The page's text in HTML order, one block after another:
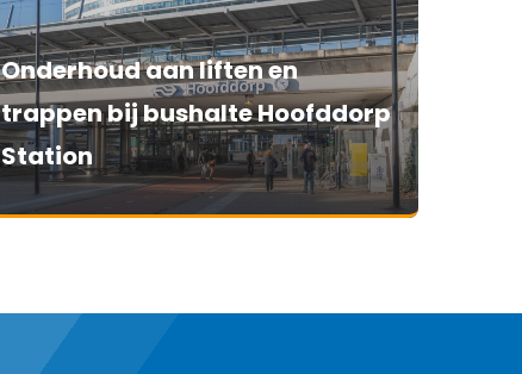
Onderhoud aan liften en
trappen bij bushalte Hoofddorp
Station